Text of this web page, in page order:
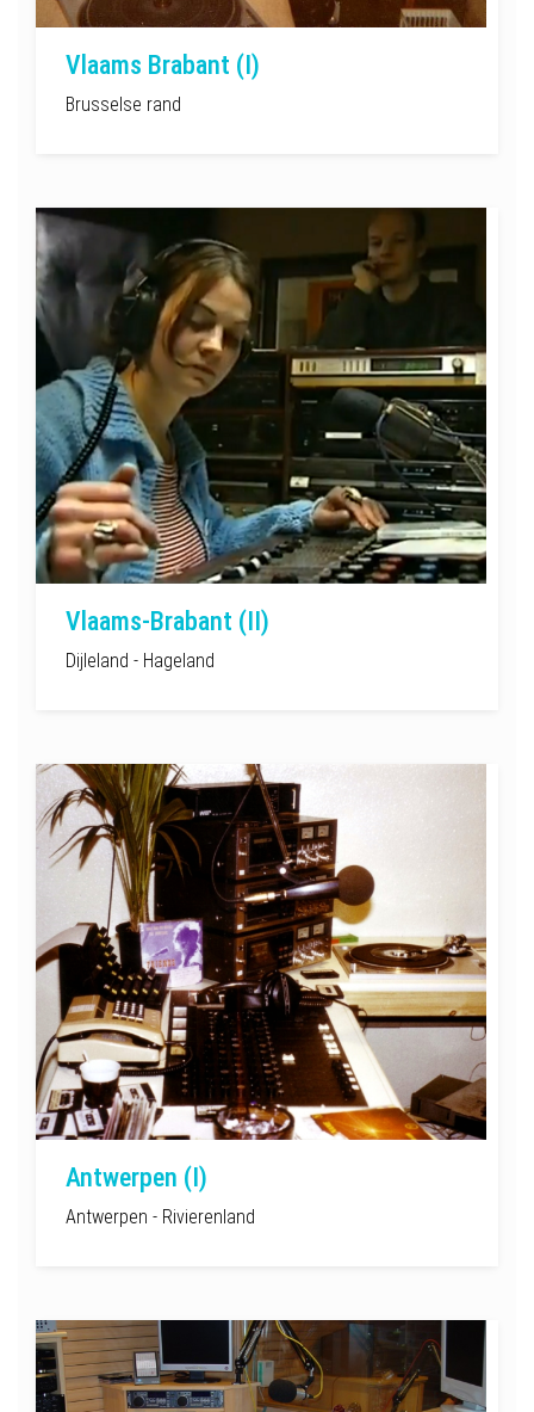
Vlaams Brabant (I)
Brusselse rand
Vlaams-Brabant (II)
Dijleland - Hageland
Antwerpen (I)
Antwerpen - Rivierenland